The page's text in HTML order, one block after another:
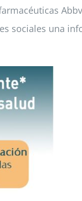
sociales una